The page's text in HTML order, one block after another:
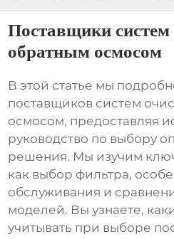
Поставщики систем
обратным осмосом
В этой статье мы
поставщиков систем
осмосом, предоставляя
руководство по выбору
решения. Мы изучим
как выбор фильтра,
обслуживания и
моделей. Вы узнаете,
учитывать при выборе